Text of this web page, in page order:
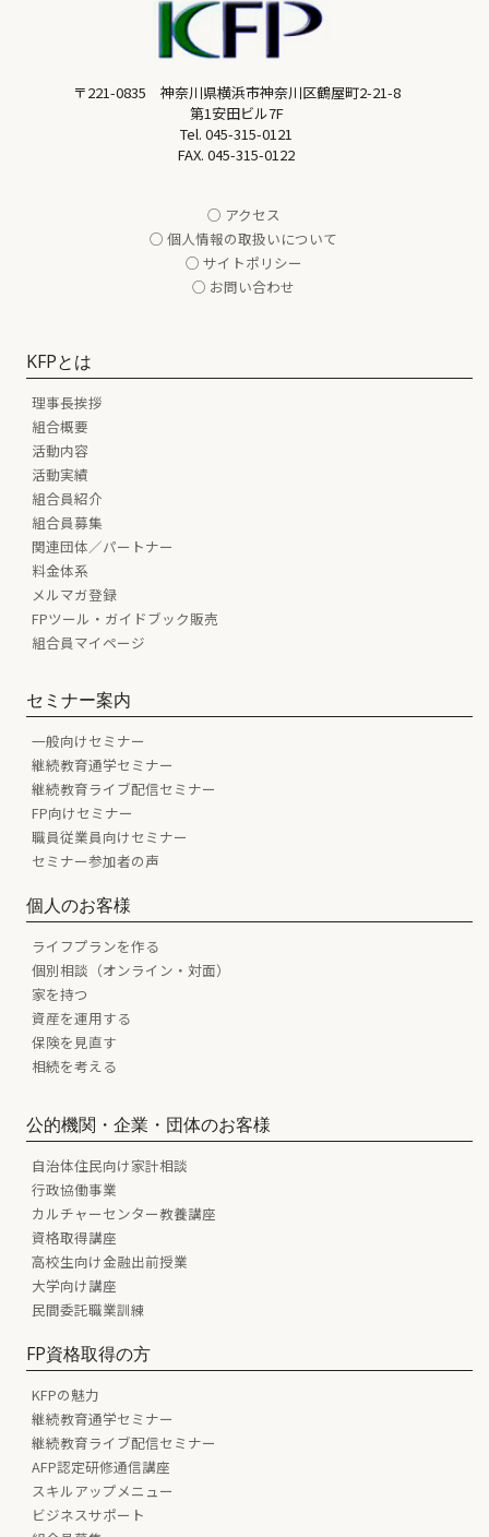
〒221-0835 神奈川県横浜市神奈川区鶴屋町2-21-8
第1安田ビル7F
Tel. 045-315-0121
FAX. 045-315-0122
○ アクセス
○ 個人情報の取扱いについて
○ サイトポリシー
○ お問い合わせ
KFPとは
理事長挨拶
組合概要
活動内容
活動実績
組合員紹介
組合員募集
関連団体／パートナー
料金体系
メルマガ登録
FPツール・ガイドブック販売
組合員マイページ
セミナー案内
一般向けセミナー
継続教育通学セミナー
継続教育ライブ配信セミナー
FP向けセミナー
職員従業員向けセミナー
セミナー参加者の声
個人のお客様
ライフプランを作る
個別相談（オンライン・対面）
家を持つ
資産を運用する
保険を見直す
相続を考える
公的機関・企業・団体のお客様
自治体住民向け家計相談
行政協働事業
カルチャーセンター教養講座
資格取得講座
高校生向け金融出前授業
大学向け講座
民間委託職業訓練
FP資格取得の方
KFPの魅力
継続教育通学セミナー
継続教育ライブ配信セミナー
AFP認定研修通信講座
スキルアップメニュー
ビジネスサポート